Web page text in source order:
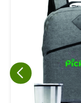
Eu
A nossa
sua
de marketing.
qualquer